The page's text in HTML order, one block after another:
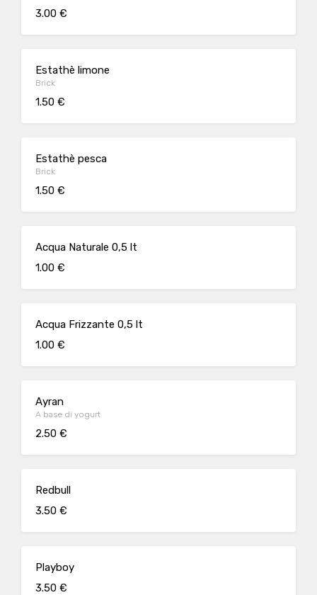
3.00 €
Estathè limone
Brick
1.50 €
Estathè pesca
Brick
1.50 €
Acqua Naturale 0,5 lt
1.00 €
Acqua Frizzante 0,5 lt
1.00 €
Ayran
A base di yogurt
2.50 €
Redbull
3.50 €
Playboy
3.50 €